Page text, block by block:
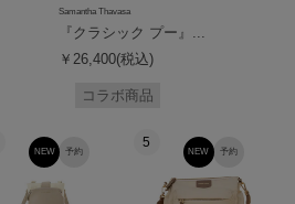
Samantha Thavasa
『クラシック プー』...
￥26,400(税込)
コラボ商品
予約
NEW
5
予約
NEW